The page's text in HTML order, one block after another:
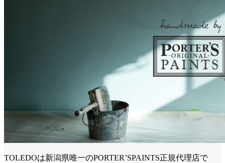
TOLEDOは新潟県唯一のPORTER’SPAINTS正規代理店で